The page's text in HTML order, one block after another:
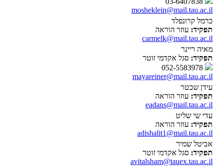
mosheklein@mail.tau.ac.il
כרמל קרונפלד
תפקיד: עוזר הוראה
carmelk@mail.tau.ac.il
מאיה ריינר
תפקיד: סגל אקדמי זוטר
mayareiner@mail.tau.ac.il
עידן שכטר
תפקיד: עוזר הוראה
eadans@mail.tau.ac.il
עדי שי שליט
תפקיד: עוזר הוראה
adishalit1@mail.tau.ac.il
אביטל שמיר
תפקיד: סגל אקדמי זוטר
avitalsham@tauex.tau.ac.il